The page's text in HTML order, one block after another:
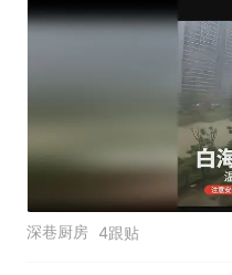
深巷厨房 4跟贴